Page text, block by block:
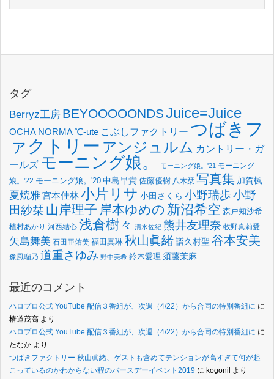
タグ
Berryz工房 BEYOOOOONDSJuice=Juice
OCHA NORMA℃-ute こぶしファクトリー つばきフ
ァクトリー アンジュルム カントリー・ガ
ールズ モーニング娘。 モーニング娘。'21 モーニング
娘。'22 モーニング娘。'20 中島早貴 佐藤優樹 八木栞 写真集 加賀楓
夏焼雅宮本佳林小片リサ 小田さくら 小野瑞歩小野
田紗栞 山岸理子 岸本ゆめの 新沼希空 森戸知沙希
植村あかり 河西結心 浅倉樹々 清水佐紀 熊井友理奈 牧野真莉愛
矢島舞美 石田亜佑美 福田真琳 秋山眞緒譜久村聖 谷本安美
豫風瑠乃 道重さゆみ 野中美希 鈴木愛理 須藤茉麻
最近のコメント
ハロプロ公式 YouTube 配信３番組が、次週（4/22）から合同の特別番組に に
椿道茂高 より
ハロプロ公式 YouTube 配信３番組が、次週（4/22）から合同の特別番組に に
たなか より
つばきファクトリー 秋山眞緒、ゲストも含めてテンションが高すぎて何が起
こっているのかわからない程のバースデーイベント2019 に kogonil より